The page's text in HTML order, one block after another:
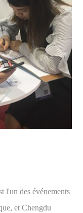
l'un des événements
et Chengdu